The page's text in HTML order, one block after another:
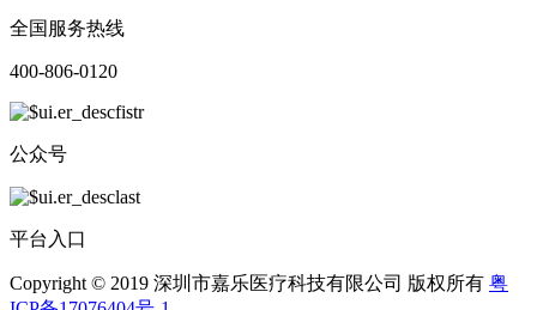
全国服务热线
400-806-0120
公众号
平台入口
Copyright © 2019 深圳市嘉乐医疗科技有限公司 版权所有 粤